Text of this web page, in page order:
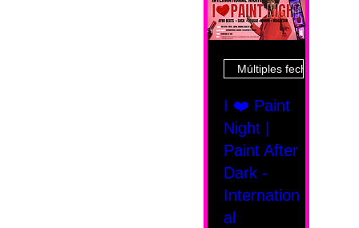
Múltiples fechas
I ❤️ Paint
Night |
Paint After
Dark -
Internation
al